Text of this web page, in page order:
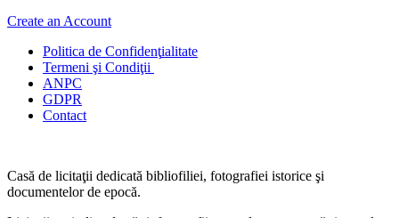
Create an Account
Politica de Confidenţialitate
Termeni şi Condiţii
ANPC
GDPR
Contact
Casă de licitaţii dedicată bibliofiliei, fotografiei istorice şi
documentelor de epocă.